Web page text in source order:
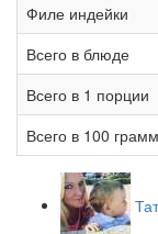
Филе индейки
Всего в блюде
Всего в 1 порции
Всего в 100